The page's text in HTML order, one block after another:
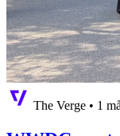
The Verge • 1